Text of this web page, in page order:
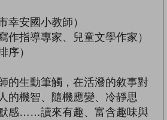
安國小教師）
指導專家、兒童文學作家）
）
生動筆觸，在活潑的敘事對
的機智、隨機應變、冷靜思
感……讀來有趣、富含趣味與